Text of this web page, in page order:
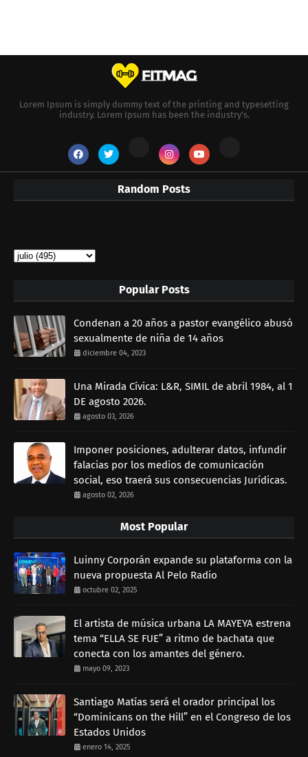
Lorem Ipsum is simply dummy text of the printing and typesetting
industry. Lorem Ipsum has been the industry's.
Random Posts
Popular Posts
Condenan a 20 años a pastor evangélico abusó
sexualmente de niña de 14 años
diciembre 04, 2023
Una Mirada Cívica: L&R, SIMIL de abril 1984, al 1
DE agosto 2026.
agosto 03, 2026
Imponer posiciones, adulterar datos, infundir
falacias por los medios de comunicación
social, eso traerá sus consecuencias Jurídicas.
agosto 02, 2026
Most Popular
Luinny Corporán expande su plataforma con la
nueva propuesta Al Pelo Radio
octubre 02, 2025
El artista de música urbana LA MAYEYA estrena
tema “ELLA SE FUE” a ritmo de bachata que
conecta con los amantes del género.
mayo 09, 2023
Santiago Matías será el orador principal los
“Dominicans on the Hill” en el Congreso de los
Estados Unidos
enero 14, 2025